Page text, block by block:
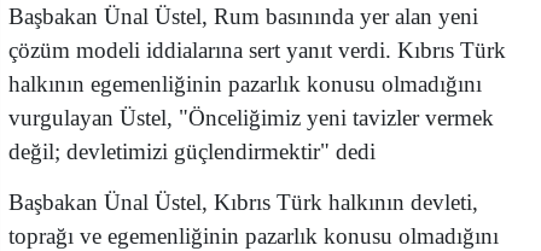
Başbakan Ünal Üstel, Rum basınında yer alan yeni
çözüm modeli iddialarına sert yanıt verdi. Kıbrıs Türk
halkının egemenliğinin pazarlık konusu olmadığını
vurgulayan Üstel, "Önceliğimiz yeni tavizler vermek
değil; devletimizi güçlendirmektir" dedi
Başbakan Ünal Üstel, Kıbrıs Türk halkının devleti,
toprağı ve egemenliğinin pazarlık konusu olmadığını